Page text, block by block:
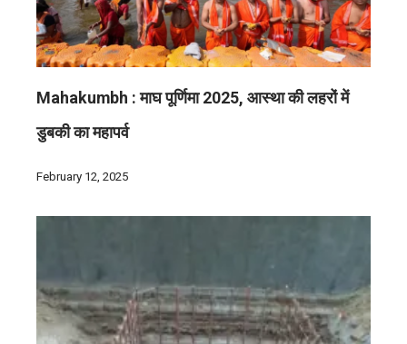
Mahakumbh : माघ पूर्णिमा 2025, आस्था की लहरों में
डुबकी का महापर्व
February 12, 2025